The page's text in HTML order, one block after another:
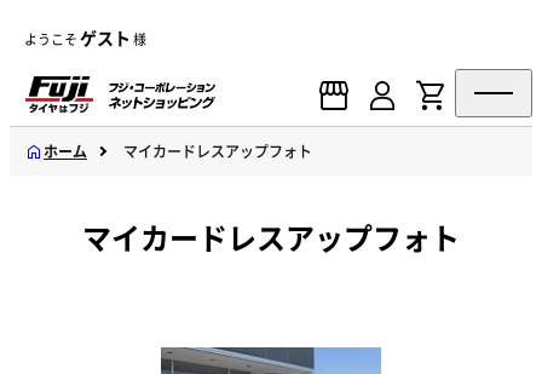
ようこそゲスト 様
ホーム マイカードレスアップフォト
マイカードレスアップフォト